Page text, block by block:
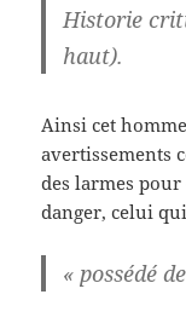
Historie
haut).
Ainsi cet
avertissements
des larmes pour
danger, celui
« possédé